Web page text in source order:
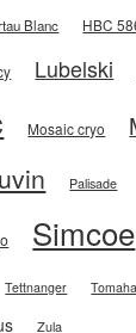
Blanc HBC
Lubelski
Mosaic cryo
Palisade
Simcoe
Tettnanger
Zula